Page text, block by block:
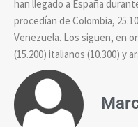
han llegado a España
procedían de Colombia,
Venezuela. Los siguen, en
(15.200) italianos (10.300) y